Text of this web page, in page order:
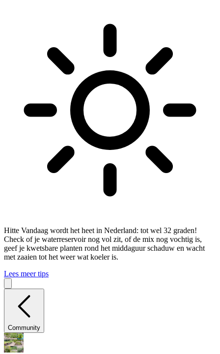
Hitte Vandaag wordt het heet in Nederland: tot wel 32 graden!
Check of je waterreservoir nog vol zit, of de mix nog vochtig is,
geef je kwetsbare planten rond het middaguur schaduw en wacht
met zaaien tot het weer wat koeler is.
Lees meer tips
Community